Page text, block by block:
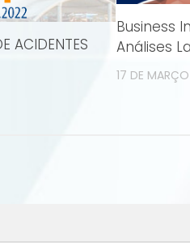
ACIDENTES
Business
Análises
17 DE